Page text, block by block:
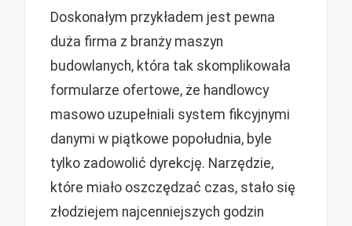
Doskonałym przykładem jest pewna
duża firma z branży maszyn
budowlanych, która tak skomplikowała
formularze ofertowe, że handlowcy
masowo uzupełniali system fikcyjnymi
danymi w piątkowe popołudnia, byle
tylko zadowolić dyrekcję. Narzędzie,
które miało oszczędzać czas, stało się
złodziejem najcenniejszych godzin